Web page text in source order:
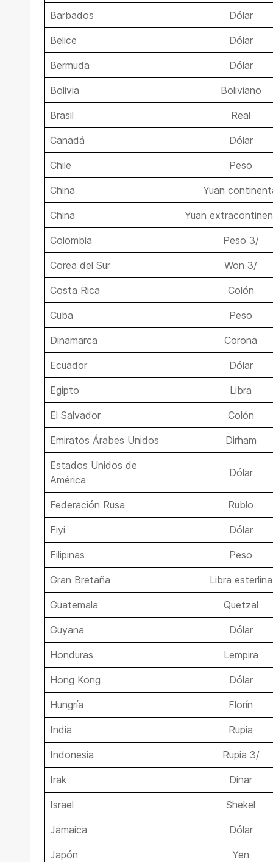
Barbados Dólar
Belice Dólar
Bermuda Dólar
Bolivia Boliviano
Brasil Real
Canadá Dólar
Chile Peso
China Yuan
China Yuan
Colombia Peso 3/
Corea del Sur Won 3/
Costa Rica Colón
Cuba Peso
Dinamarca Corona
Ecuador Dólar
Egipto Libra
El Salvador Colón
Emiratos Árabes Unidos Dirham
Estados Unidos de
América
Dólar
Federación Rusa Rublo
Fiyi Dólar
Filipinas Peso
Gran Bretaña Libra esterlina
Guatemala Quetzal
Guyana Dólar
Honduras Lempira
Hong Kong Dólar
Hungría Florín
India Rupia
Indonesia Rupia 3/
Irak Dinar
Israel Shekel
Jamaica Dólar
Japón Yen